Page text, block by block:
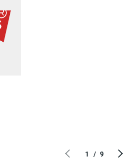
1 / 9